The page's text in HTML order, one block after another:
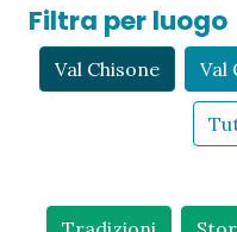
Filtra per luogo
Val Chisone Val